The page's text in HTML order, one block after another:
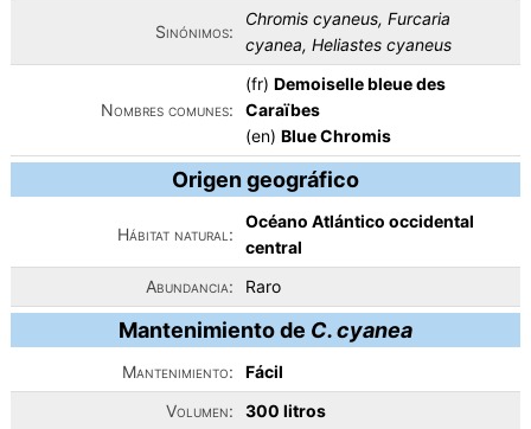
Sinónimos:
Chromis cyaneus, Furcaria
cyanea, Heliastes cyaneus
Nombres comunes:
(fr) Demoiselle bleue des
Caraïbes
(en) Blue Chromis
Origen geográfico
Hábitat natural:
Océano Atlántico occidental
central
Abundancia:
Raro
Mantenimiento de C. cyanea
Mantenimiento:
Fácil
Volumen:
300 litros